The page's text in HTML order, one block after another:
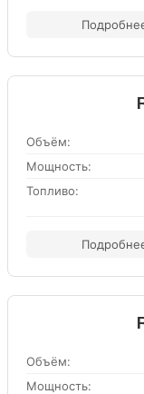
Объём:
Мощность:
Топливо:
Объём:
Мощность: